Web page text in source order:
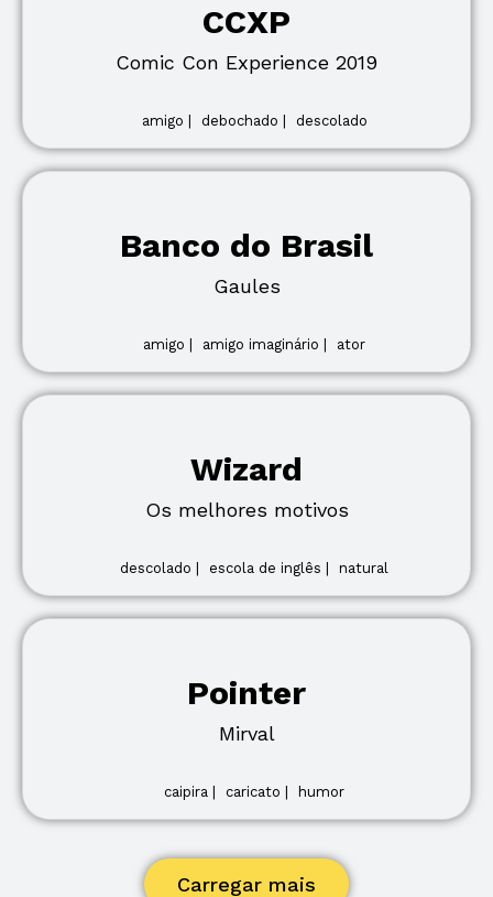
CCXP
Comic Con Experience 2019
amigo | debochado | descolado
Banco do Brasil
Gaules
amigo | amigo imaginário | ator
Wizard
Os melhores motivos
descolado | escola de inglês | natural
Pointer
Mirval
caipira | caricato | humor
Carregar mais